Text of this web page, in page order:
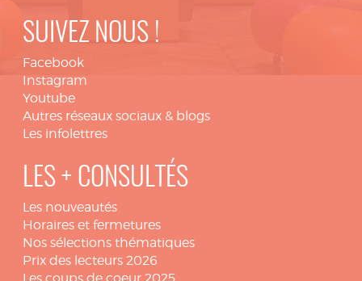
SUIVEZ NOUS !
Facebook
Instagram
Youtube
Autres réseaux sociaux & blogs
Les infolettres
LES + CONSULTÉS
Les nouveautés
Horaires et fermetures
Nos sélections thématiques
Prix des lecteurs 2026